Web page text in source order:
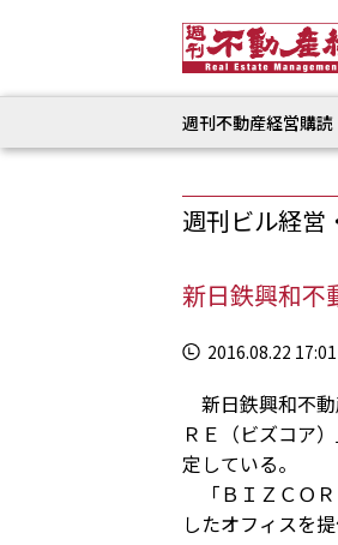
週刊不動産経営購読
週刊ビル経営
新日鉄興和不
2016.08.22 17:01
新日鉄興和不
ＲＥ（ビズコア
定している。
「ＢＩＺＣＯ
したオフィスを